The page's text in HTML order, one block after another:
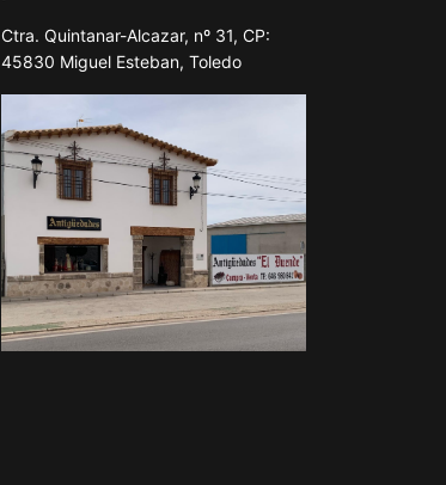
Ctra. Quintanar-Alcazar, nº 31, CP:
45830 Miguel Esteban, Toledo